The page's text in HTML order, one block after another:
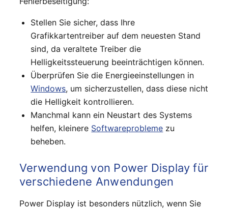
Stellen Sie sicher, dass Ihre
Grafikkartentreiber auf dem neuesten Stand
sind, da veraltete Treiber die
Helligkeitssteuerung beeinträchtigen können.
Überprüfen Sie die Energieeinstellungen in
Windows, um sicherzustellen, dass diese nicht
die Helligkeit kontrollieren.
Manchmal kann ein Neustart des Systems
helfen, kleinere Softwareprobleme zu
beheben.
Verwendung von Power Display für
verschiedene Anwendungen
Power Display ist besonders nützlich, wenn Sie